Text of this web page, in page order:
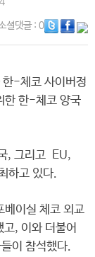
셜댓글: 0
-체코 사이버정
한 한-체코 양국
, 그리고 EU,
하고 있다.
베이실 체코 외교
, 이와 더불어
이 참석했다.